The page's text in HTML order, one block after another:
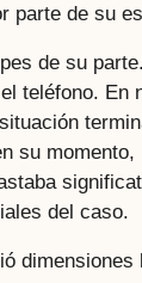
parte de su
de su
teléfono. En
su momento,
del caso.